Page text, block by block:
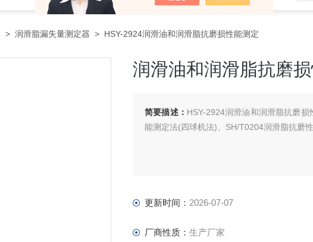
> 润滑脂漏失量测定器 > HSY-2924润滑油和润滑脂抗磨损性能测定
润滑油和润滑脂抗磨
简要描述： HSY-2924润滑油和润滑脂抗磨
能测定法(四球机法)、SH/T0204润滑脂抗磨
更新时间： 2026-07-07
厂商性质： 生产厂家